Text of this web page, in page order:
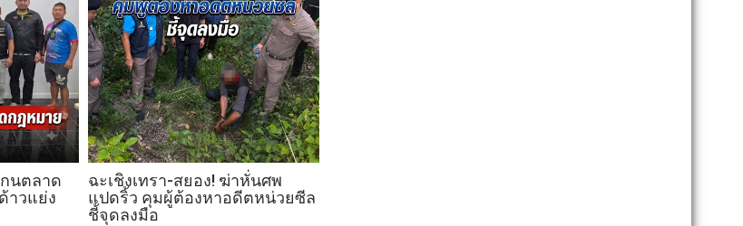
นตลาด
าวแย่ง
ฉะเชิงเทรา-สยอง! ฆ่าหั่นศพ
แปดริ้ว คุมผู้ต้องหาอดีตหน่วยซีล
ชี้จุดลงมือ